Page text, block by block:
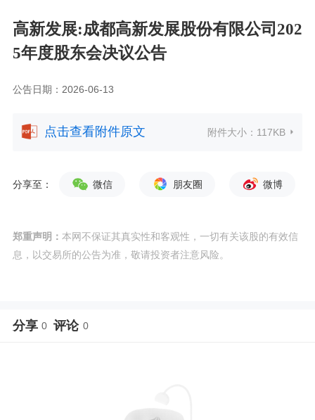
高新发展:成都高新发展股份有限公司202
5年度股东会决议公告
公告日期：2026-06-13
点击查看附件原文 附件大小： 117KB
分享至： 微信 朋友圈 微博
郑重声明： 本网不保证其真实性和客观性，一切有关该股的有效信
息，以交易所的公告为准，敬请投资者注意风险。
分享 0 评论 0